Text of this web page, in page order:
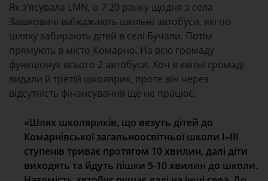
Як зʼясувала LMN, о 7:20 ранку щодня з села
Зашковичі виїжджають шкільні автобуси, які по
шляху забирають дітей в селі Бучали. Потім
прямують в місто Комарно. На всю громаду
функціонує всього 2 автобуси. Хоч в квітні громаді
видали й третій школярик, проте він через
відсутність фінансування ще не працює.
«Шлях школяриків, що везуть дітей до
Комарнівськоїзагальноосвітньої школи I–III
ступенів триває протягом 10 хвилин, далі діти
виходять та йдуть пішки 5-10 хвилин до школи.